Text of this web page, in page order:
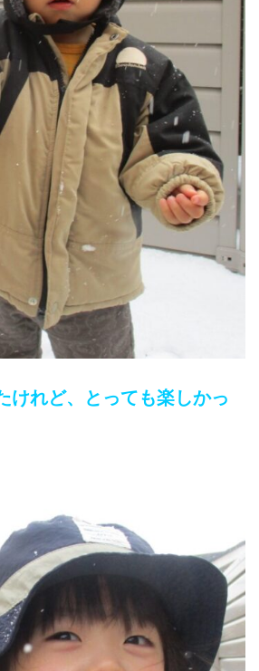
けれど、とっても楽しかっ